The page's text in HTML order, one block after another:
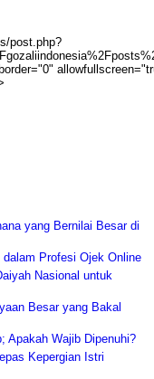
post.php?
yang Bernilai Besar di
dalam Profesi Ojek Online
Nasional untuk
Besar yang Bakal
Apakah Wajib Dipenuhi?
Kepergian Istri